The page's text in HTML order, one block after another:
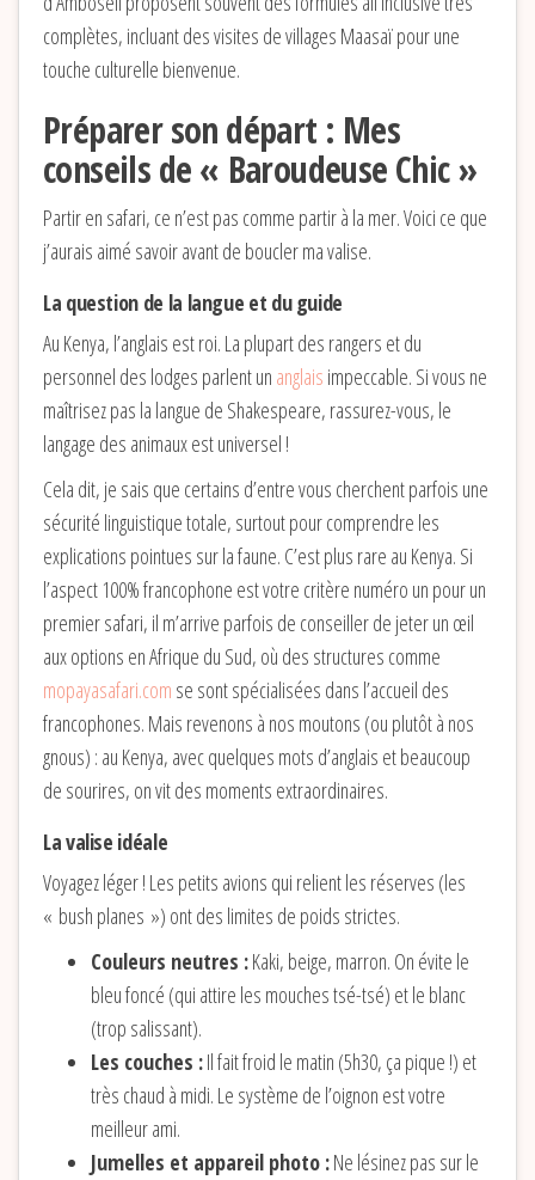
complètes, incluant des visites de villages Maasaï pour une
touche culturelle bienvenue.
Préparer son départ : Mes
conseils de « Baroudeuse Chic »
Partir en safari, ce n’est pas comme partir à la mer. Voici ce que
j’aurais aimé savoir avant de boucler ma valise.
La question de la langue et du guide
Au Kenya, l’anglais est roi. La plupart des rangers et du
personnel des lodges parlent un anglais impeccable. Si vous ne
maîtrisez pas la langue de Shakespeare, rassurez-vous, le
langage des animaux est universel !
Cela dit, je sais que certains d’entre vous cherchent parfois une
sécurité linguistique totale, surtout pour comprendre les
explications pointues sur la faune. C’est plus rare au Kenya. Si
l’aspect 100% francophone est votre critère numéro un pour un
premier safari, il m’arrive parfois de conseiller de jeter un œil
aux options en Afrique du Sud, où des structures comme
mopayasafari.com se sont spécialisées dans l’accueil des
francophones. Mais revenons à nos moutons (ou plutôt à nos
gnous) : au Kenya, avec quelques mots d’anglais et beaucoup
de sourires, on vit des moments extraordinaires.
La valise idéale
Voyagez léger ! Les petits avions qui relient les réserves (les
« bush planes ») ont des limites de poids strictes.
Couleurs neutres :Kaki, beige, marron. On évite le
bleu foncé (qui attire les mouches tsé-tsé) et le blanc
(trop salissant).
Les couches :Il fait froid le matin (5h30, ça pique !) et
très chaud à midi. Le système de l’oignon est votre
meilleur ami.
Jumelles et appareil photo :Ne lésinez pas sur le